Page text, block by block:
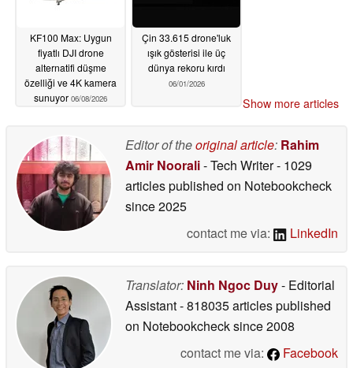
KF100 Max: Uygun
fiyatlı DJI drone
alternatifi düşme
özelliği ve 4K kamera
sunuyor 06/08/2026
Çin 33.615 drone'luk
ışık gösterisi ile üç
dünya rekoru kırdı
06/01/2026
Show more articles
Editor of theoriginal article: Rahim
Amir Noorali- Tech Writer- 1029
articles published on Notebookcheck
since 2025
contact me via:
LinkedIn
Translator: Ninh Ngoc Duy- Editorial
Assistant- 818035 articles published
on Notebookchecksince 2008
contact me via:
Facebook